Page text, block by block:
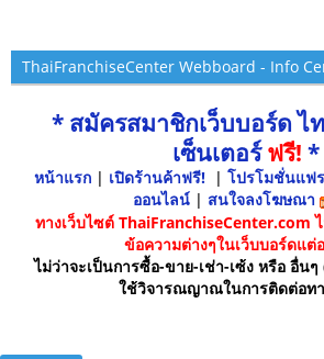
ThaiFranchiseCenter Webboard - Info
* สมัครสมาชิกเว็บบอร์ด ไ
เซ็นเตอร์ฟรี! *
หน้าแรก | เปิดร้านค้าฟรี! | โปรโมชั่นแฟ
ออนไลน์ | สนใจลงโฆษณา
ทางเว็บไซต์ ThaiFranchiseCenter.com
ข้อความต่างๆในเว็บบอร์ดแต่
ไม่ว่าจะเป็นการซื้อ-ขาย-เช่า-เซ้ง หรือ อื่น
ใช้วิจารณญาณในการติดต่อท